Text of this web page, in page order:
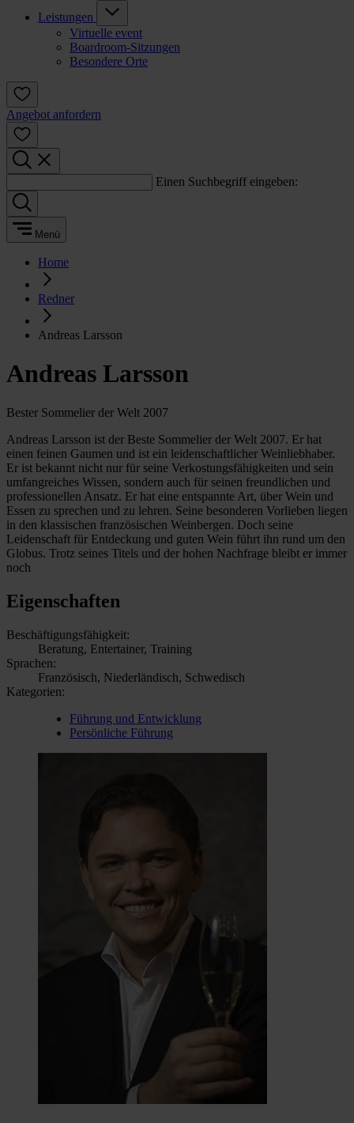
Leistungen
Virtuelle event
Boardroom-Sitzungen
Besondere Orte
Angebot anfordern
Einen Suchbegriff eingeben:
Menü
Home
Redner
Andreas Larsson
Andreas Larsson
Bester Sommelier der Welt 2007
Andreas Larsson ist der Beste Sommelier der Welt 2007. Er hat
einen feinen Gaumen und ist ein leidenschaftlicher Weinliebhaber.
Er ist bekannt nicht nur für seine Verkostungsfähigkeiten und sein
umfangreiches Wissen, sondern auch für seinen freundlichen und
professionellen Ansatz. Er hat eine entspannte Art, über Wein und
Essen zu sprechen und zu lehren. Seine besonderen Vorlieben liegen
in den klassischen französischen Weinbergen. Doch seine
Leidenschaft für Entdeckung und guten Wein führt ihn rund um den
Globus. Trotz seines Titels und der hohen Nachfrage bleibt er immer
noch
Eigenschaften
Beschäftigungsfähigkeit:
Beratung, Entertainer, Training
Sprachen:
Französisch, Niederländisch, Schwedisch
Kategorien:
Führung und Entwicklung
Persönliche Führung